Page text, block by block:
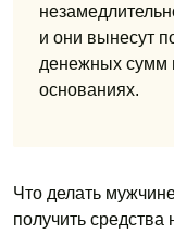
и они вынесут
денежных сумм
основаниях.
Что делать
получить